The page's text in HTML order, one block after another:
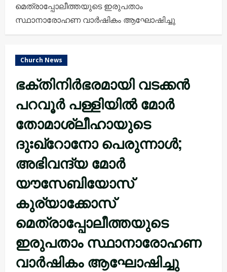
മെത്രാപ്പോലീത്തയുടെ ഇരുപതാം
സ്ഥാനാരോഹണ വാർഷികം ആഘോഷിച്ചു
Church News
ഭക്തിനിർഭരമായി വടക്കൻ
പറവൂർ പള്ളിയിൽ മോർ
തോമാശ്ലീഹായുടെ
ദുഃഖ്റോനോ പെരുന്നാൾ;
അഭിവന്ദ്യ മോർ
യൗസേബിയോസ്
കുര്യാക്കോസ്
മെത്രാപ്പോലീത്തയുടെ
ഇരുപതാം സ്ഥാനാരോഹണ
വാർഷികം ആഘോഷിച്ചു